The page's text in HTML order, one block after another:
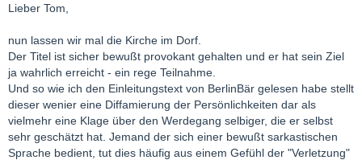
Lieber Tom,
nun lassen wir mal die Kirche im Dorf.
Der Titel ist sicher bewußt provokant gehalten und er hat sein Ziel
ja wahrlich erreicht - ein rege Teilnahme.
Und so wie ich den Einleitungstext von BerlinBär gelesen habe stellt
dieser wenier eine Diffamierung der Persönlichkeiten dar als
vielmehr eine Klage über den Werdegang selbiger, die er selbst
sehr geschätzt hat. Jemand der sich einer bewußt sarkastischen
Sprache bedient, tut dies häufig aus einem Gefühl der "Verletzung"